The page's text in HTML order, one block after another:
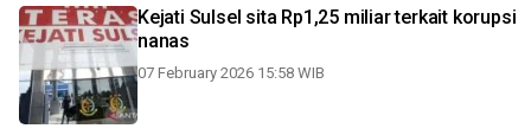
Kejati Sulsel sita Rp1,25 miliar terkait korupsi
nanas
07 February 2026 15:58 WIB